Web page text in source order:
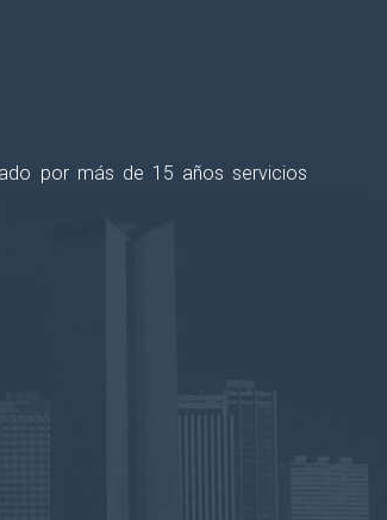
por más de 15 años servicios